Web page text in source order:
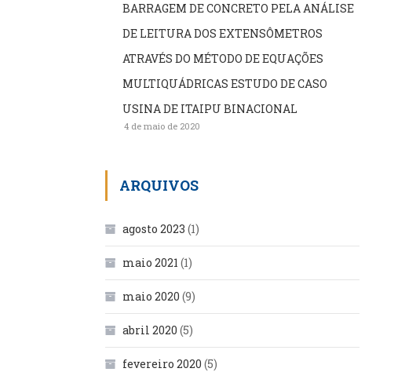
BARRAGEM DE CONCRETO PELA ANÁLISE
DE LEITURA DOS EXTENSÔMETROS
ATRAVÉS DO MÉTODO DE EQUAÇÕES
MULTIQUÁDRICAS ESTUDO DE CASO
USINA DE ITAIPU BINACIONAL
4 de maio de 2020
ARQUIVOS
agosto 2023 (1)
maio 2021 (1)
maio 2020 (9)
abril 2020 (5)
fevereiro 2020 (5)